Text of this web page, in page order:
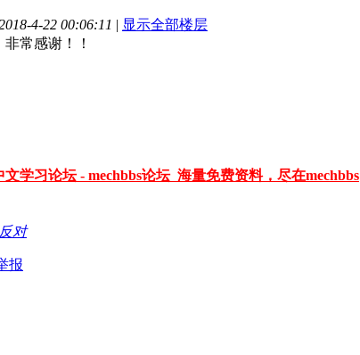
4-22 00:06:11 | 显示全部楼层
常感谢！！
文学习论坛 - mechbbs论坛 海量免费资料，尽在mechbbs
反对
报